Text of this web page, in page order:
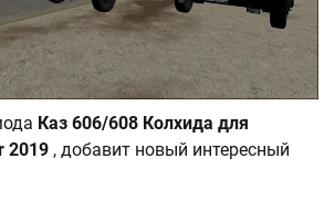
Каз 606/608 Колхида для
Farming Simulator 2019 , добавит новый интересный